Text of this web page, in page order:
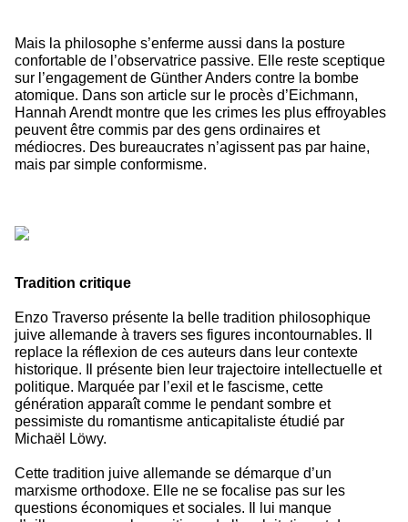
Mais la philosophe s’enferme aussi dans la posture
confortable de l’observatrice passive. Elle reste sceptique
sur l’engagement de Günther Anders contre la bombe
atomique. Dans son article sur le procès d’Eichmann,
Hannah Arendt montre que les crimes les plus effroyables
peuvent être commis par des gens ordinaires et
médiocres. Des bureaucrates n’agissent pas par haine,
mais par simple conformisme.
Tradition critique
Enzo Traverso présente la belle tradition philosophique
juive allemande à travers ses figures incontournables. Il
replace la réflexion de ces auteurs dans leur contexte
historique. Il présente bien leur trajectoire intellectuelle et
politique. Marquée par l’exil et le fascisme, cette
génération apparaît comme le pendant sombre et
pessimiste du romantisme anticapitaliste étudié par
Michaël Löwy.
Cette tradition juive allemande se démarque d’un
marxisme orthodoxe. Elle ne se focalise pas sur les
questions économiques et sociales. Il lui manque